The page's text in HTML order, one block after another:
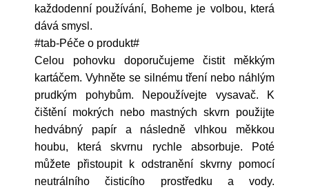
každodenní používání, Boheme je volbou, která
dává smysl.
#tab-Péče o produkt#
Celou pohovku doporučujeme čistit měkkým
kartáčem. Vyhněte se silnému tření nebo náhlým
prudkým pohybům. Nepoužívejte vysavač. K
čištění mokrých nebo mastných skvrn použijte
hedvábný papír a následně vlhkou měkkou
houbu, která skvrnu rychle absorbuje. Poté
můžete přistoupit k odstranění skvrny pomocí
neutrálního čisticího prostředku a vody.